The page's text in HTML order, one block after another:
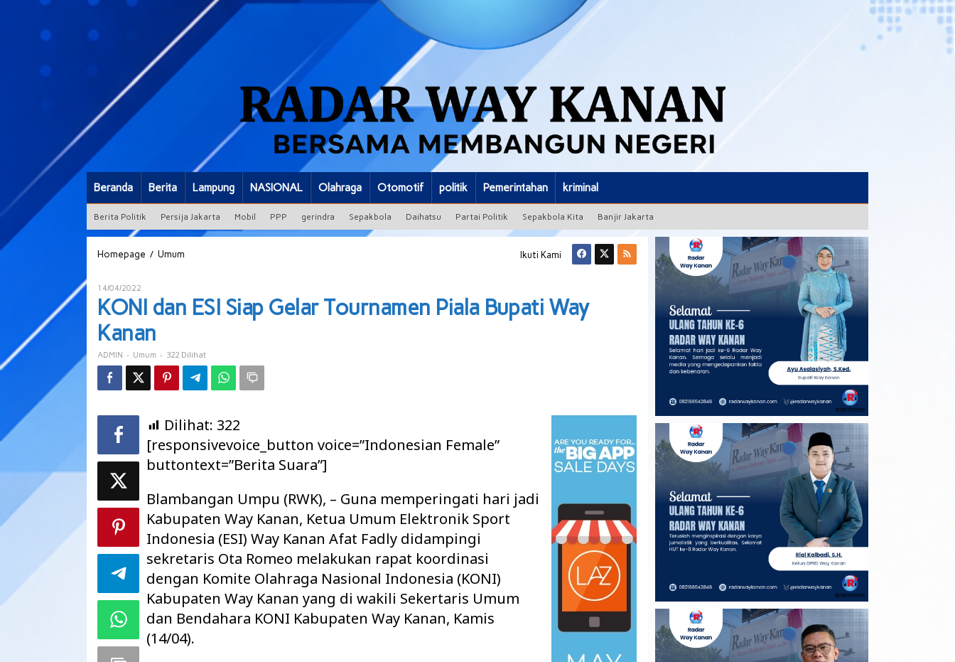
Beranda Berita Lampung NASIONAL Olahraga Otomotif politik Pemerintahan kriminal
Berita Politik Persija Jakarta Mobil PPP gerindra Sepakbola Daihatsu Partai Politik Sepakbola Kita Banjir Jakarta
Homepage / Umum
Gelar
Way
Kanan
Ikuti Kami
14/04/2022
ADMIN
KONI dan ESI Siap Gelar Tournamen Piala Bupati Way
Kanan
ADMIN - Umum - 322 Dilihat
Dilihat: 322
[responsivevoice_button voice=”Indonesian Female”
buttontext=”Berita Suara”]
Blambangan Umpu (RWK), – Guna memperingati hari jadi
Kabupaten Way Kanan, Ketua Umum Elektronik Sport
Indonesia (ESI) Way Kanan Afat Fadly didampingi
sekretaris Ota Romeo melakukan rapat koordinasi
dengan Komite Olahraga Nasional Indonesia (KONI)
Kabupaten Way Kanan yang di wakili Sekertaris Umum
dan Bendahara KONI Kabupaten Way Kanan, Kamis
(14/04).